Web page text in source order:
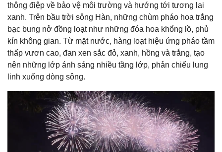
thông điệp về bảo vệ môi trường và hướng tới tương lai
xanh. Trên bầu trời sông Hàn, những chùm pháo hoa trắng
bạc bung nở đồng loạt như những đóa hoa khổng lồ, phủ
kín không gian. Từ mặt nước, hàng loạt hiệu ứng pháo tầm
thấp vươn cao, đan xen sắc đỏ, xanh, hồng và trắng, tạo
nên những lớp ánh sáng nhiều tầng lớp, phản chiếu lung
linh xuống dòng sông.